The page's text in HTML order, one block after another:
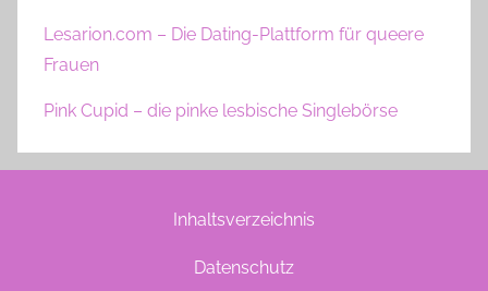
Lesarion.com – Die Dating-Plattform für queere
Frauen
Pink Cupid – die pinke lesbische Singlebörse
Inhaltsverzeichnis
Datenschutz